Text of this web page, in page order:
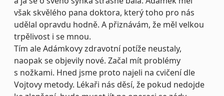
však skvělého pana doktora, který toho pro nás
udělal opravdu hodně. A přiznávám, že měl velkou
trpělivost i se mnou.
Tím ale Adámkovy zdravotní potíže neustaly,
naopak se objevily nové. Začal mít problémy
s nožkami. Hned jsme proto najeli na cvičení dle
Vojtovy metody. Lékaři nás děsí, že pokud nedojde